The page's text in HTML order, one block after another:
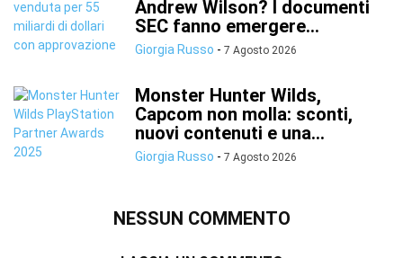
Andrew Wilson? I documenti
SEC fanno emergere...
Giorgia Russo - 7 Agosto 2026
Monster Hunter Wilds,
Capcom non molla: sconti,
nuovi contenuti e una...
Giorgia Russo - 7 Agosto 2026
NESSUN COMMENTO